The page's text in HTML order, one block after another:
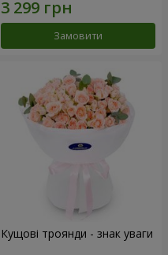
Замовити
Кущові троянди - знак уваги